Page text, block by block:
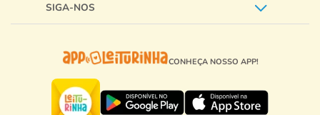
SIGA-NOS
CONHEÇA NOSSO APP!